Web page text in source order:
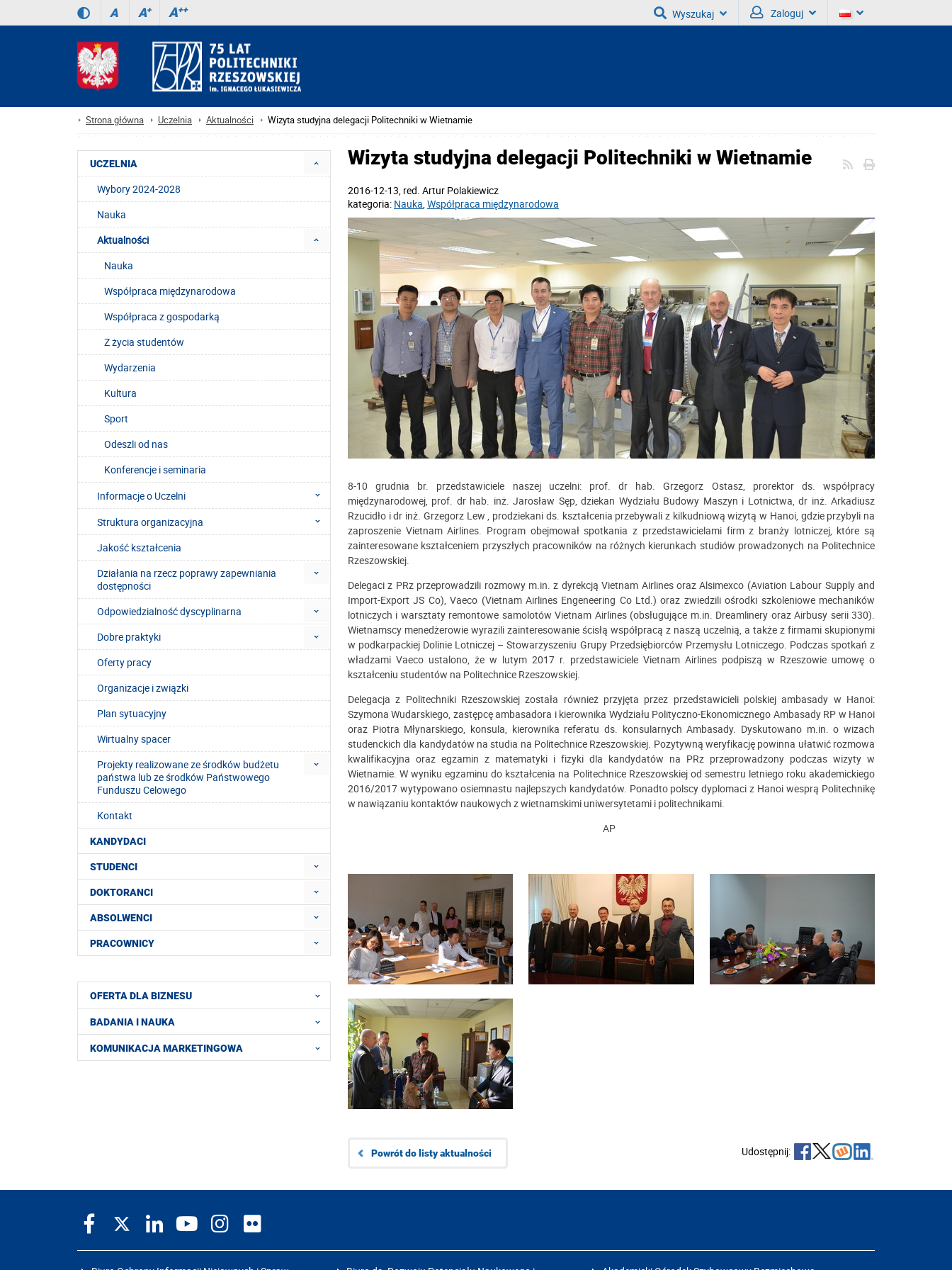
A A+ A++ Wyszukaj Zaloguj
Strona główna Uczelnia Aktualności Wizyta studyjna delegacji Politechniki w Wietnamie
Wizyta studyjna delegacji Politechniki w Wietnamie
2016-12-13, red. Artur Polakiewicz
kategoria: Nauka,Współpraca międzynarodowa
8-10 grudnia br. przedstawiciele naszej uczelni: prof. dr hab. Grzegorz Ostasz, prorektor ds. współpracy
międzynarodowej, prof. dr hab. inż. Jarosław Sęp, dziekan Wydziału Budowy Maszyn i Lotnictwa, dr inż. Arkadiusz
Rzucidło i dr inż. Grzegorz Lew , prodziekani ds. kształcenia przebywali z kilkudniową wizytą w Hanoi, gdzie przybyli na
zaproszenie Vietnam Airlines. Program obejmował spotkania z przedstawicielami firm z branży lotniczej, które są
zainteresowane kształceniem przyszłych pracowników na różnych kierunkach studiów prowadzonych na Politechnice
Rzeszowskiej.
Delegaci z PRz przeprowadzili rozmowy m.in. z dyrekcją Vietnam Airlines oraz Alsimexco (Aviation Labour Supply and
Import-Export JS Co), Vaeco (Vietnam Airlines Engeneering Co Ltd.) oraz zwiedzili ośrodki szkoleniowe mechaników
lotniczych i warsztaty remontowe samolotów Vietnam Airlines (obsługujące m.in. Dreamlinery oraz Airbusy serii 330).
Wietnamscy menedżerowie wyrazili zainteresowanie ścisłą współpracą z naszą uczelnią, a także z firmami skupionymi
w podkarpackiej Dolinie Lotniczej – Stowarzyszeniu Grupy Przedsiębiorców Przemysłu Lotniczego. Podczas spotkań z
władzami Vaeco ustalono, że w lutym 2017 r. przedstawiciele Vietnam Airlines podpiszą w Rzeszowie umowę o
kształceniu studentów na Politechnice Rzeszowskiej.
Delegacja z Politechniki Rzeszowskiej została również przyjęta przez przedstawicieli polskiej ambasady w Hanoi:
Szymona Wudarskiego, zastępcę ambasadora i kierownika Wydziału Polityczno-Ekonomicznego Ambasady RP w Hanoi
oraz Piotra Młynarskiego, konsula, kierownika referatu ds. konsularnych Ambasady. Dyskutowano m.in. o wizach
studenckich dla kandydatów na studia na Politechnice Rzeszowskiej. Pozytywną weryfikację powinna ułatwić rozmowa
kwalifikacyjna oraz egzamin z matematyki i fizyki dla kandydatów na PRz przeprowadzony podczas wizyty w
Wietnamie. W wyniku egzaminu do kształcenia na Politechnice Rzeszowskiej od semestru letniego roku akademickiego
2016/2017 wytypowano osiemnastu najlepszych kandydatów. Ponadto polscy dyplomaci z Hanoi wesprą Politechnikę
w nawiązaniu kontaktów naukowych z wietnamskimi uniwersytetami i politechnikami.
AP
Udostępnij:
Powrót do listy aktualności
UCZELNIA
Wybory 2024-2028
Nauka
Aktualności
Nauka
Współpraca międzynarodowa
Współpraca z gospodarką
Z życia studentów
Wydarzenia
Kultura
Sport
Odeszli od nas
Konferencje i seminaria
Informacje o Uczelni
Struktura organizacyjna
Jakość kształcenia
Działania na rzecz poprawy zapewniania
dostępności
Odpowiedzialność dyscyplinarna
Dobre praktyki
Oferty pracy
Organizacje i związki
Plan sytuacyjny
Wirtualny spacer
Projekty realizowane ze środków budżetu
państwa lub ze środków Państwowego
Funduszu Celowego
Kontakt
KANDYDACI
STUDENCI
DOKTORANCI
ABSOLWENCI
PRACOWNICY
OFERTA DLA BIZNESU
BADANIA I NAUKA
KOMUNIKACJA MARKETINGOWA